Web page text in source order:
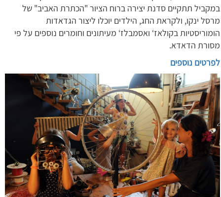
במקביל תתקיים סדנת יצירה ברוח הציור "הכתרת האביב" של
מרסל ינקו, ולקראת החג, הילדים יוכלו ליצור הגדאדות
הומוריסטיות בקולאז‘ ואסמבלז‘ מעיתונים וחומרים נוספים על פי
מסורת הדאדא.
לפרטים נוספים